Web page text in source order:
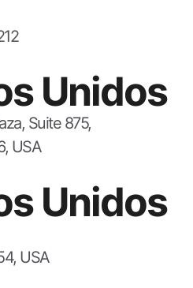
Unidos
Suite 875,
USA
Unidos
USA